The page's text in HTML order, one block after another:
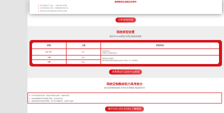
授课教师必须满足的要求
带过多届高三毕业生，了解高考常见问题
对高考考纲深入研究，准确把握高考得分点
所带毕业生高考成绩优异且深受学生喜爱
立即连线名师
我校班型设置
我校TLEscort课程 班课也能因材施教
班型 人数 班型特色
VIP一对一 1人
高考核武器
把握每寸光阴备战高考
小班 8人
超精细化管理模式
我校班课管理模式精细化管控优于常规一对一管理模式
中班 16人
来看看自己适合什么班型
我校定制教材助力高考抢分
多年高考教研成果 艺考生专用教材 精进更科学
针对不同的高考目标，甄选不同的考点教学，将厚书变薄。
每年根据最新高考考纲修订教材，直击高考考点
狠抓基础知识形成知识网络，便于学生理解记忆，提高学习效率
拨打400-155-6338 | 了解更多